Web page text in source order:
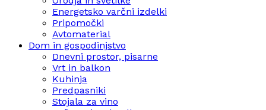
Energetsko varčni izdelki
Pripomočki
Avtomaterial
Dom in gospodinjstvo
Dnevni prostor, pisarne
Vrt in balkon
Kuhinja
Predpasniki
Stojala za vino